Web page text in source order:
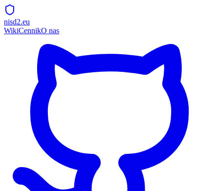
nisd2.eu
WikiCennikO nas